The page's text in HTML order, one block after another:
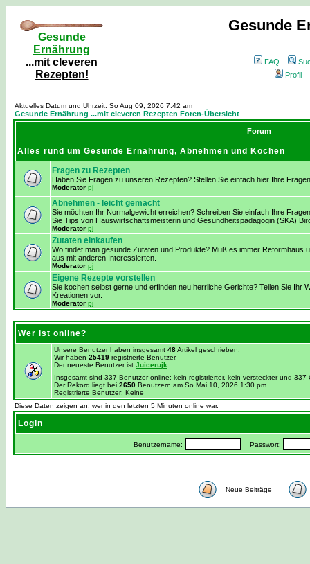
Gesunde
Ernährung
...mit cleveren
Rezepten!
Gesunde
FAQ
Profil
Aktuelles Datum und Uhrzeit: So Aug 09, 2026 7:42 am
Gesunde Ernährung ...mit cleveren Rezepten Foren-Übersicht
Forum
Alles rund um Gesunde Ernährung, Abnehmen und Kochen
Fragen zu Rezepten
Haben Sie Fragen zu unseren Rezepten? Stellen Sie einfach hier Ihre
Moderator pj
Abnehmen - leicht gemacht
Sie möchten Ihr Normalgewicht erreichen? Schreiben Sie einfach Ihre
Sie Tips von Hauswirtschaftsmeisterin und Gesundheitspädagogin (SKA)
Moderator pj
Zutaten einkaufen
Wo findet man gesunde Zutaten und Produkte? Muß es immer Reformhaus
aus mit anderen Interessierten.
Moderator pj
Eigene Rezepte vorstellen
Sie kochen selbst gerne und erfinden neu herrliche Gerichte? Teilen Sie Ihr
Kreationen vor.
Moderator pj
Wer ist online?
Unsere Benutzer haben insgesamt 48Artikel geschrieben.
Wir haben 25419 registrierte Benutzer.
Der neueste Benutzer ist Juicerujk
Insgesamt sind 337 Benutzer online: kein registrierter, kein versteckter und
Der Rekord liegt bei 2650 Benutzern am So Mai 10, 2026 1:30 pm.
Registrierte Benutzer: Keine
Diese Daten zeigen an, wer in den letzten 5 Minuten online war.
Login
Benutzername: Passwort:
Neue Beiträge